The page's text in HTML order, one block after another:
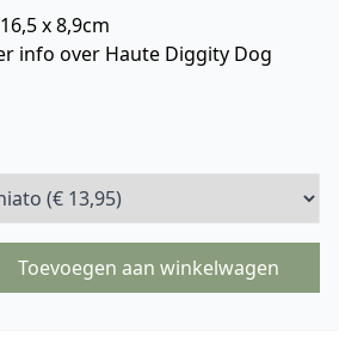
x 8,9cm
info over Haute Diggity Dog
Toevoegen aan winkelwagen